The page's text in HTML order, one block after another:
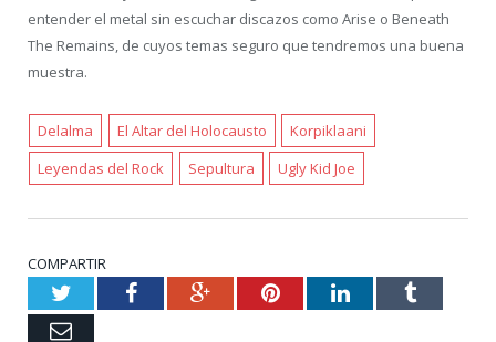
entender el metal sin escuchar discazos como Arise o Beneath
The Remains, de cuyos temas seguro que tendremos una buena
muestra.
Delalma El Altar del Holocausto
Korpiklaani
Leyendas del Rock
Sepultura Ugly Kid Joe
COMPARTIR
TwitterFacebookGoogle+PinterestLinkedInTumblr
Email